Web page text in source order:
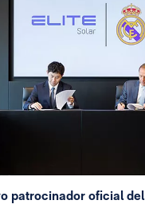
patrocinador oficial